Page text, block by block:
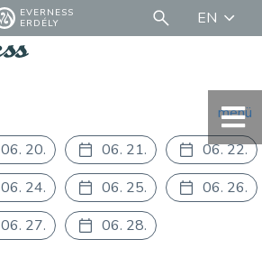
EVERNESS
ERDÉLY
EN
menü
06. 20. 06. 21.
06. 22.
06. 24. 06. 25.
06. 26.
06. 27.
06. 28.